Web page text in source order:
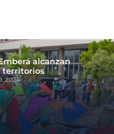
alcanzan
territorios
2024